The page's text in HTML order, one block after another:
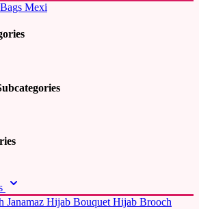
Mexi
Janamaz Hijab Bouquet Hijab Brooch